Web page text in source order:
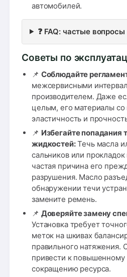
автомобилей.
❓ FAQ: частые вопросы
Советы по
📌 Соблюдайте
межсервисными
производителем. Даже
целым, его материалы
эластичность и
📌 Избегайте попадания
жидкостей:Течь масла
сальников или
частая причина его
разрушения. Масло
обнаружении течи
замените ремень.
📌 Доверяйте замену
Установка требует
меток на шкивах
правильного
привести к
сокращению ресурса.